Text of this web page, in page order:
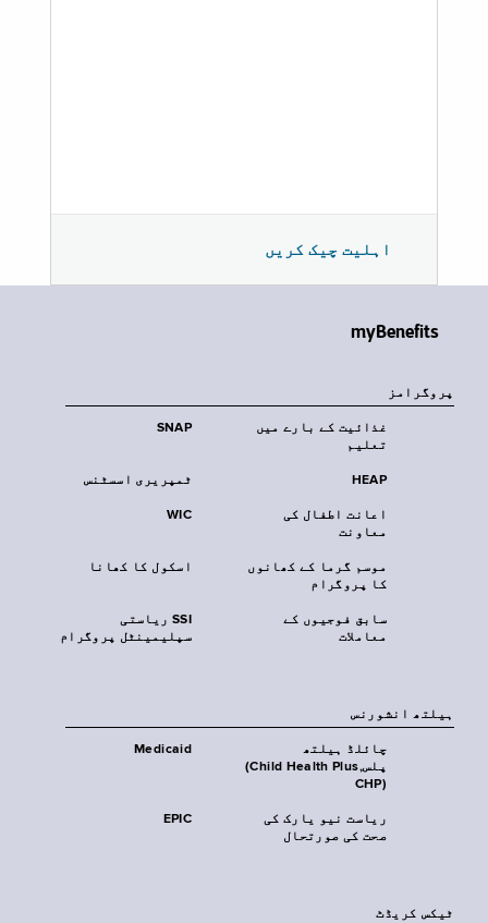
اہلیت چیک کریں
myBenefits
پروگرامز
SNAP
غذائیت کے بارے میں
تعلیم
ٹمپریری اسسٹنس HEAP
WIC
اعانت اطفال کی
معاونت
اسکول کا کھانا
موسم گرما کے کھانوں
کا پروگرام
SSI ریاستی
سپلیمینٹل پروگرام
سابق فوجیوں کے
معاملات
‏ہیلتھ انشورنس
Medicaid
چائلڈ ہیلتھ
پلس‎(Child Health Plus,
CHP)‎
EPIC
ریاست نیو یارک کی
صحت کی صورتحال
ٹیکس کریڈٹ